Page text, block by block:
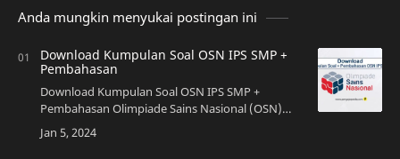
Anda mungkin menyukai postingan ini
Download Kumpulan Soal OSN IPS SMP +
Pembahasan
Download Kumpulan Soal OSN IPS SMP +
Pembahasan Olimpiade Sains Nasional (OSN)
adalah ajang kompetisi bagi para siswa tingkat
sek…